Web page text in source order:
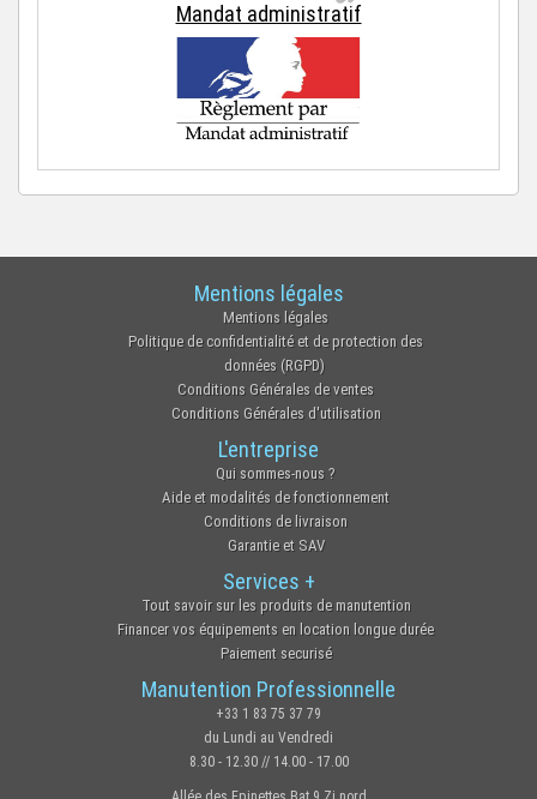
Mandat administratif
Mentions légales
Mentions légales
Politique de confidentialité et de protection des
données (RGPD)
Conditions Générales de ventes
Conditions Générales d'utilisation
L'entreprise
Qui sommes-nous ?
Aide et modalités de fonctionnement
Conditions de livraison
Garantie et SAV
Services +
Tout savoir sur les produits de manutention
Financer vos équipements en location longue durée
Paiement securisé
Manutention Professionnelle
+33 1 83 75 37 79
du Lundi au Vendredi
8.30 - 12.30 // 14.00 - 17.00